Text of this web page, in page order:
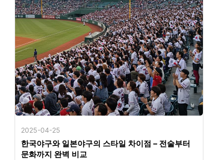
2025-04-25
한국야구와 일본야구의 스타일 차이점 – 전술부터
문화까지 완벽 비교